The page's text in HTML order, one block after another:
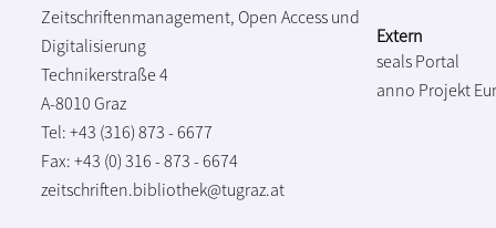
Zeitschriftenmanagement, Open Access und
Digitalisierung
Technikerstraße 4
A-8010 Graz
Tel: +43 (316) 873 - 6677
Fax: +43 (0) 316 - 873 - 6674
zeitschriften.bibliothek@tugraz.at
Extern
seals Portal
anno Projekt